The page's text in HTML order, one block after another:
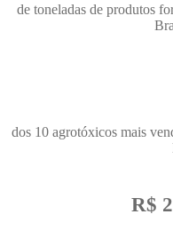
de toneladas de produtos
dos 10 agrotóxicos mais
R$